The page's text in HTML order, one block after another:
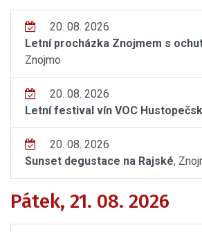
20. 08. 2026
Letní procházka Znojmem s
Znojmo
20. 08. 2026
Letní festival vín VOC
20. 08. 2026
Sunset degustace na Rajské,
Pátek, 21. 08. 2026